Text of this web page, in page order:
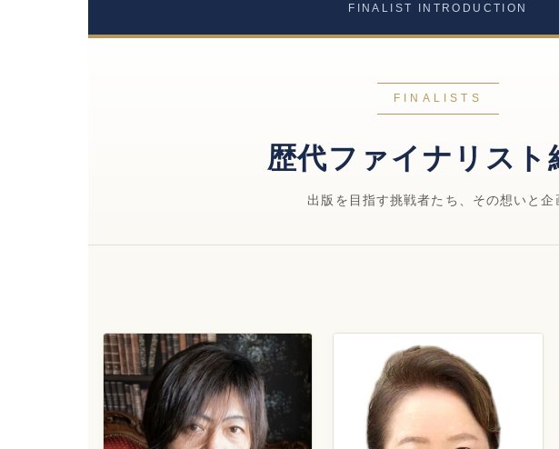
FINALIST INTRODUCTION
FINALISTS
歴代ファイナリスト
出版を目指す挑戦者たち、その想いと企